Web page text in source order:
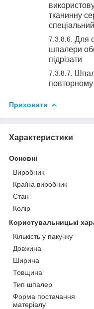
тканинну
Для
шпалери
підрізати
Приховати
Характеристики
Основні
Виробник
Країна виробник
Стан
Колір
Користувальницькі
Кількість у пакунку
Довжина
Ширина
Товщина
Тип шпалер
Форма постачання
матеріалу